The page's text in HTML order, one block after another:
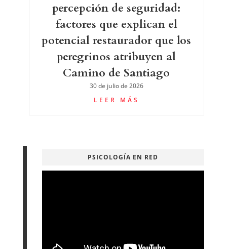
percepción de seguridad:
factores que explican el
potencial restaurador que los
peregrinos atribuyen al
Camino de Santiago
30 de julio de 2026
LEER MÁS
PSICOLOGÍA EN RED